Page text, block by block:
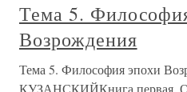
Тема 5.
Возрождения
Тема 5. Философия эпохи